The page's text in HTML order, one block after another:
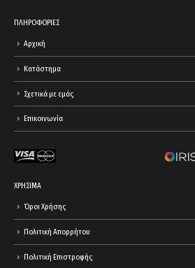
ΠΛΗΡΟΦΟΡΙΕΣ
Αρχική
Κατάστημα
Σχετικά με εμάς
Επικοινωνία
ΧΡΗΣΙΜΑ
Όροι Χρήσης
Πολιτική Απορρήτου
Πολιτική Επιστροφής